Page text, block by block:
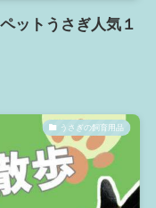
ットうさぎ人気１
うさぎの飼育用品